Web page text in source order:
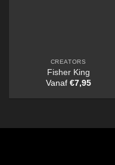
CREATORS
Fisher King
Vanaf €7,95